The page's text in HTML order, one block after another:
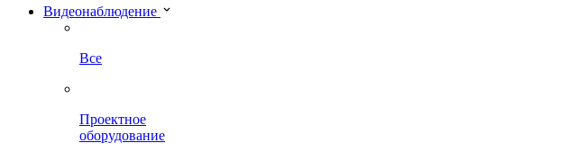
Видеонаблюдение
Все
Проектное
оборудование